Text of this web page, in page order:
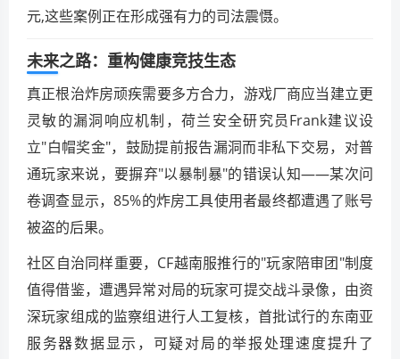
元,这些案例正在形成强有力的司法震慑。
未来之路：重构健康竞技生态
真正根治炸房顽疾需要多方合力，游戏厂商应当建立更
灵敏的漏洞响应机制，荷兰安全研究员Frank建议设
立"白帽奖金"，鼓励提前报告漏洞而非私下交易，对普
通玩家来说，要摒弃"以暴制暴"的错误认知——某次问
卷调查显示，85%的炸房工具使用者最终都遭遇了账号
被盗的后果。
社区自治同样重要，CF越南服推行的"玩家陪审团"制度
值得借鉴，遭遇异常对局的玩家可提交战斗录像，由资
深玩家组成的监察组进行人工复核，首批试行的东南亚
服务器数据显示，可疑对局的举报处理速度提升了